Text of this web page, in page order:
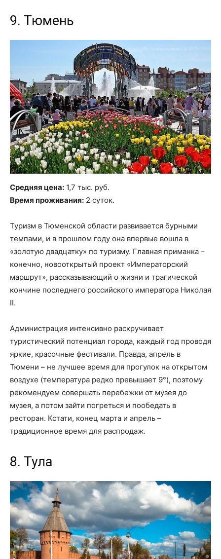
9. Тюмень
Средняя цена: 1,7 тыс. руб.
Время проживания: 2 суток.
Туризм в Тюменской области развивается бурными
темпами, и в прошлом году она впервые вошла в
«золотую двадцатку» по туризму. Главная приманка –
конечно, новооткрытый проект «Императорский
маршрут», рассказывающий о жизни и трагической
кончине последнего российского императора Николая
II.
Администрация интенсивно раскручивает
туристический потенциал города, каждый год проводя
яркие, красочные фестивали. Правда, апрель в
Тюмени – не лучшее время для прогулок на открытом
воздухе (температура редко превышает 9°), поэтому
рекомендуем совершать перебежки от музея до
музея, а потом зайти погреться и пообедать в
ресторан. Кстати, конец марта и апрель –
традиционное время для распродаж.
8. Тула